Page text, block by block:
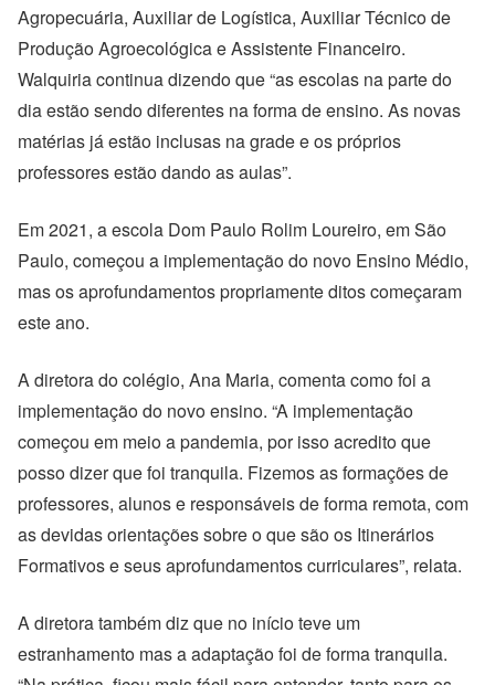
Agropecuária, Auxiliar de Logística, Auxiliar Técnico de
Produção Agroecológica e Assistente Financeiro.
Walquiria continua dizendo que “as escolas na parte do
dia estão sendo diferentes na forma de ensino. As novas
matérias já estão inclusas na grade e os próprios
professores estão dando as aulas”.
Em 2021, a escola Dom Paulo Rolim Loureiro, em São
Paulo, começou a implementação do novo Ensino Médio,
mas os aprofundamentos propriamente ditos começaram
este ano.
A diretora do colégio, Ana Maria, comenta como foi a
implementação do novo ensino. “A implementação
começou em meio a pandemia, por isso acredito que
posso dizer que foi tranquila. Fizemos as formações de
professores, alunos e responsáveis de forma remota, com
as devidas orientações sobre o que são os Itinerários
Formativos e seus aprofundamentos curriculares”, relata.
A diretora também diz que no início teve um
estranhamento mas a adaptação foi de forma tranquila.